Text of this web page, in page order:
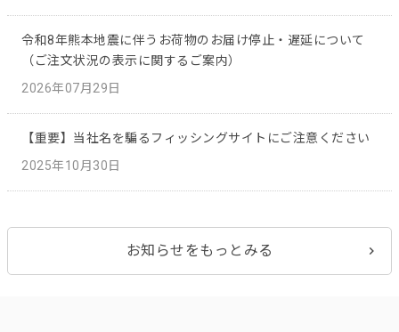
令和8年熊本地震に伴うお荷物のお届け停止・遅延について
（ご注文状況の表示に関するご案内）
2026年07月29日
【重要】当社名を騙るフィッシングサイトにご注意ください
2025年10月30日
お知らせをもっとみる